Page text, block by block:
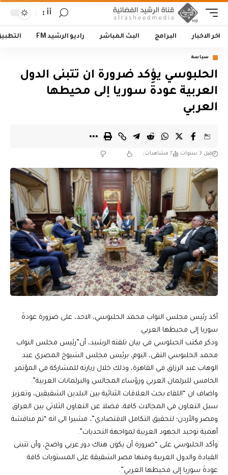
أأ
اخر الاخبار البرامج البث المباشر راديو الرشيد FM
سياسة
الحلبوسي يؤكد ضرورة ان تتبنى الدول
العربية عودةَ سوريا إلى محيطها
العربي
قبل 3 سنوات 7 مشاهدات
أكد رئيس مجلس النواب محمد الحلبوسي، الاحد، على ضرورة عودةَ
سوريا إلى محيطها العربي.
وذكر مكتب الحبلوسي في بيان تلقته الرشيد، أن”رئيس مجلس النواب
محمد الحلبوسي التقى، اليوم، برئيس مجلس الشيوخ المصري عبد
الوهاب عبد الرزاق في القاهرة، وذلك خلال زيارته للمشاركة في المؤتمر
الخامس للبرلمان العربي ورؤساء المجالس والبرلمانات العربية”.
واضاف ان “اللقاء بحث العلاقات الثنائية بين البلدين الشقيقين، وتعزيز
سبل التعاون في المجالات كافة، فضلا عن التعاون الثلاثي بين العراق
ومصر والأردن؛ لتحقيق التكامل الاقتصادي”، مشيرا الى انه “تم مناقشة
أهمية توحيد الجهود العربية لمواجهة التحديات”.
وأكد الحلبوسي على “ضرورة أن يكون هناك دور عربي واضح، وأن تتبنى
القيادة والدول العربية ومنها مصر الشقيقة على المستويات كافة
عودةَ سوريا إلى محيطها العربي”.